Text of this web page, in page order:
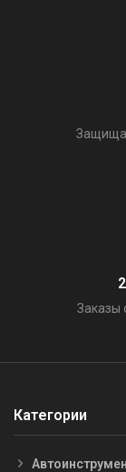
Заказы
Категории